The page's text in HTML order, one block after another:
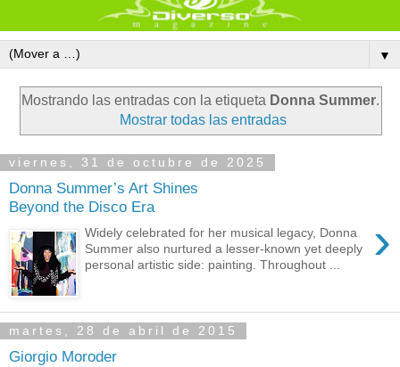
▼
Mostrando las entradas con la etiqueta Donna Summer.
Mostrar todas las entradas
viernes, 31 de octubre de 2025
Donna Summer’s Art Shines
Beyond the Disco Era
›
Widely celebrated for her musical legacy, Donna
Summer also nurtured a lesser-known yet deeply
personal artistic side: painting. Throughout ...
martes, 28 de abril de 2015
Giorgio Moroder